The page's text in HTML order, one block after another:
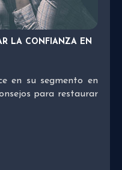
LA CONFIANZA EN
en su segmento en
para restaurar